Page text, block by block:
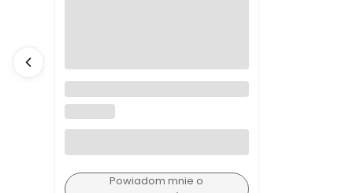
A4988 sterownik silnika
krokowego
Powiadom mnie o